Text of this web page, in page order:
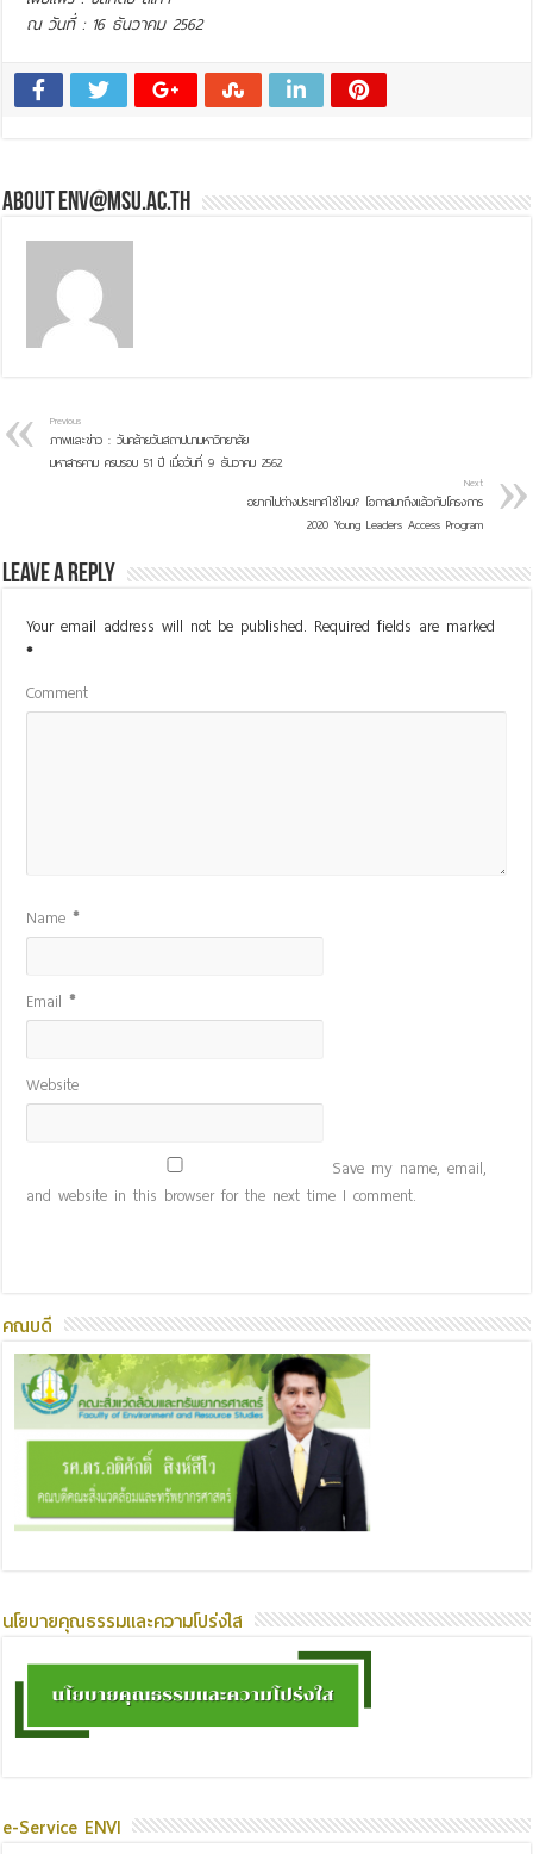
ณ วันที่ : 16 ธันวาคม 2562
About env@msu.ac.th
Previous
ภาพและข่าว : วันคล้ายวันสถาปนามหาวิทยาลัย
มหาสารคาม ครบรอบ 51 ปี เมื่อวันที่ 9 ธันวาคม 2562
Next
อยากไปต่างประเทศใช่ไหม? โอกาสมาถึงแล้วกับโครงการ
2020 Young Leaders Access Program
Leave a Reply
Your email address will not be published. Required fields are marked
*
Comment
Name*
Email*
Website
Save my name, email,
and website in this browser for the next time I comment.
คณบดี
นโยบายคุณธรรมและความโปร่งใส
e-Service ENVI